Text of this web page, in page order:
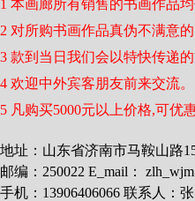
1 本画廊所有销售的书画作品均
2 对所购书画作品真伪不满意
3 款到当日我们会以特快传递
4 欢迎中外宾客朋友前来交流。
5 凡购买5000元以上价格,可优惠
地址：山东省济南市马鞍山路
邮编：250022 E_mail：
手机：13906406066 联系人：